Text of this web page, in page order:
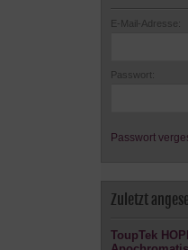
E-Mail-Adresse:
Passwort:
Passwort
Zuletzt
ToupTek